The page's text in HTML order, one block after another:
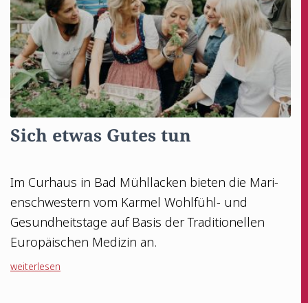
Sich etwas Gutes tun
Im Cur­haus in Bad Mühl­la­cken bie­ten die Mari­
en­schwes­tern vom Kar­mel Wohl­fühl- und
Gesund­heits­ta­ge auf Basis der Tra­di­tio­nel­len
Euro­päi­schen Medi­zin an.
wei­ter­le­sen